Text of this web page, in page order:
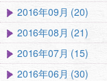
2016年09月 (20)
2016年08月 (21)
2016年07月 (15)
2016年06月 (30)